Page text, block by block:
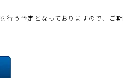
を行う予定となっておりますので、ご期